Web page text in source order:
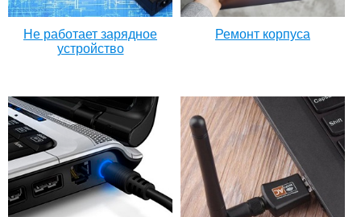
Не работает зарядное
устройство
Ремонт корпуса